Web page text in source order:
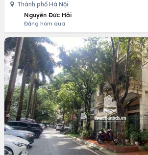
Thành phố Hà Nội
Nguyễn Đức Hải
Đăng hôm qua